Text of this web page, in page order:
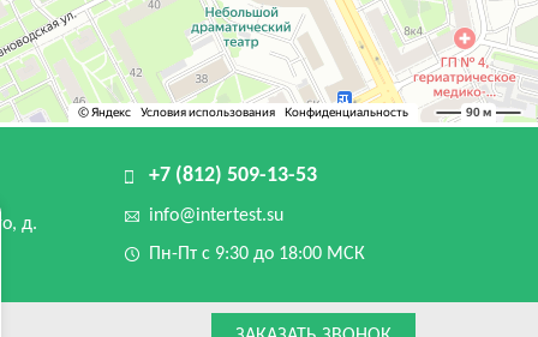
д.
+7 (812) 509-13-53
info@intertest.su
Пн-Пт с 9:30 до 18:00 МСК